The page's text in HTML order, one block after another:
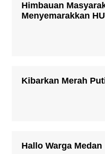
Himbauan
Menyemarakkan
Kibarkan Merah
Hallo Warga Medan